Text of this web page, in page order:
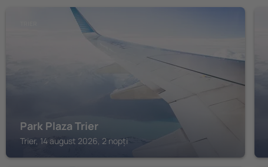
Park Plaza Trier
Trier, 14 august 2026, 2 nopți